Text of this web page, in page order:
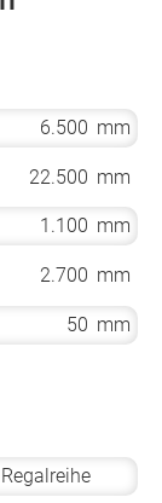
6.500 mm
22.500 mm
1.100 mm
2.700 mm
50 mm
Regalreihe